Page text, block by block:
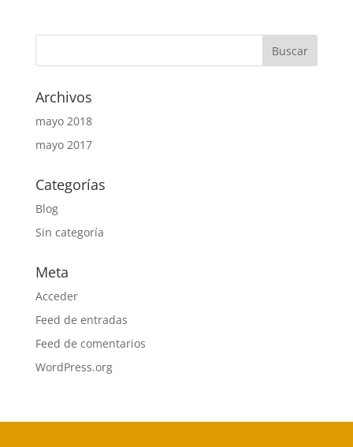
Archivos
mayo 2018
mayo 2017
Categorías
Blog
Sin categoría
Meta
Acceder
Feed de entradas
Feed de comentarios
WordPress.org